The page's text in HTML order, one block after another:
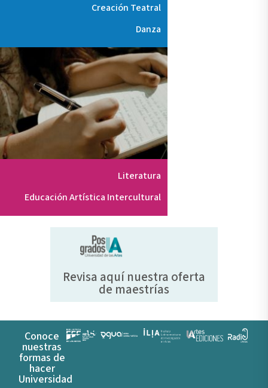
Creación Teatral
Danza
Literatura
Educación Artística Intercultural
Revisa aquí nuestra oferta
de maestrías
Conoce
nuestras
formas de
hacer
Universidad